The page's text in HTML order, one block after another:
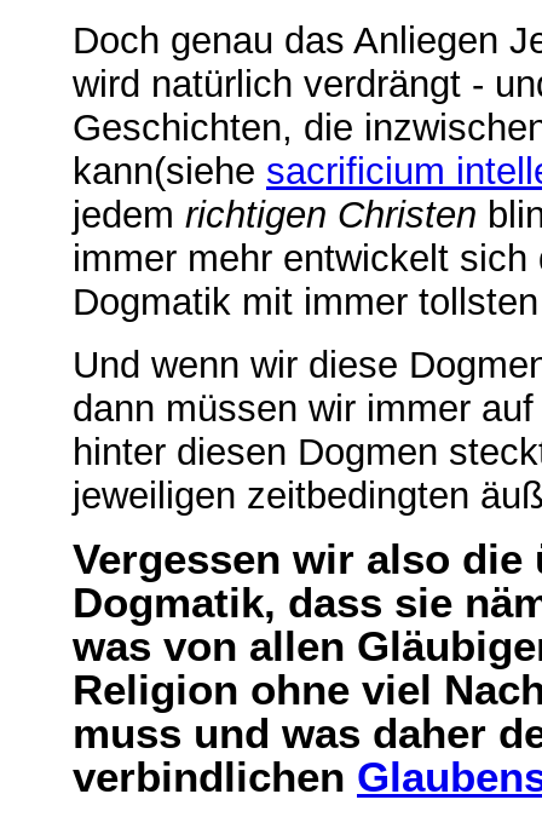
Doch genau das Anliegen
wird natürlich verdrängt -
Geschichten, die
kann(siehe sacrificium
jedem richtigen Christen
immer mehr entwickelt
Dogmatik mit immer
Und wenn wir diese
dann müssen wir immer
hinter diesen Dogmen
jeweiligen zeitbedingten
Vergessen wir also
Dogmatik, dass sie
was von allen
Religion ohne viel
muss und was daher
verbindlichen